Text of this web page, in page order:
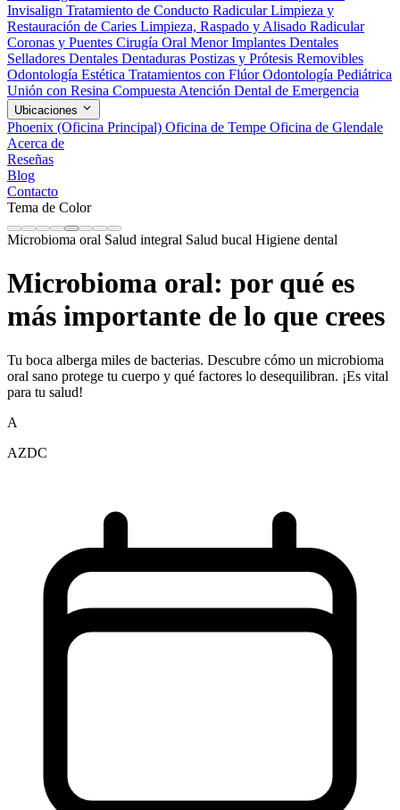
Invisalign Tratamiento de Conducto RadicularLimpieza y
Restauración de Caries Limpieza, Raspado y Alisado Radicular
Coronas y Puentes Cirugía Oral MenorImplantes Dentales
Selladores Dentales Dentaduras Postizas y Prótesis Removibles
Odontología Estética Tratamientos con FlúorOdontología Pediátrica
Unión con Resina Compuesta Atención Dental de Emergencia
Ubicaciones
Phoenix (Oficina Principal) Oficina de Tempe Oficina de Glendale
Acerca de
Reseñas
Blog
Contacto
Tema de Color
Microbioma oral Salud integral Salud bucal Higiene dental
Microbioma oral: por qué es
más importante de lo que crees
Tu boca alberga miles de bacterias. Descubre cómo un microbioma
oral sano protege tu cuerpo y qué factores lo desequilibran. ¡Es vital
para tu salud!
A
AZDC